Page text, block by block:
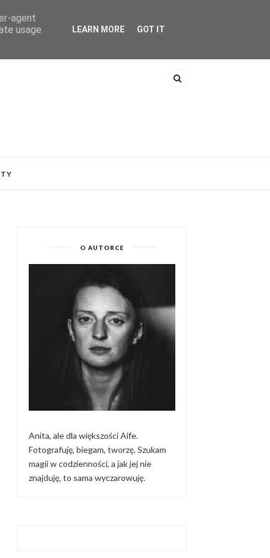
O AUTORCE
Anita, ale dla większości Aife.
Fotografuję, biegam, tworzę. Szukam
magii w codzienności, a jak jej nie
znajduję, to sama wyczarowuję.
agent
usage
LEARN MORE GOT IT